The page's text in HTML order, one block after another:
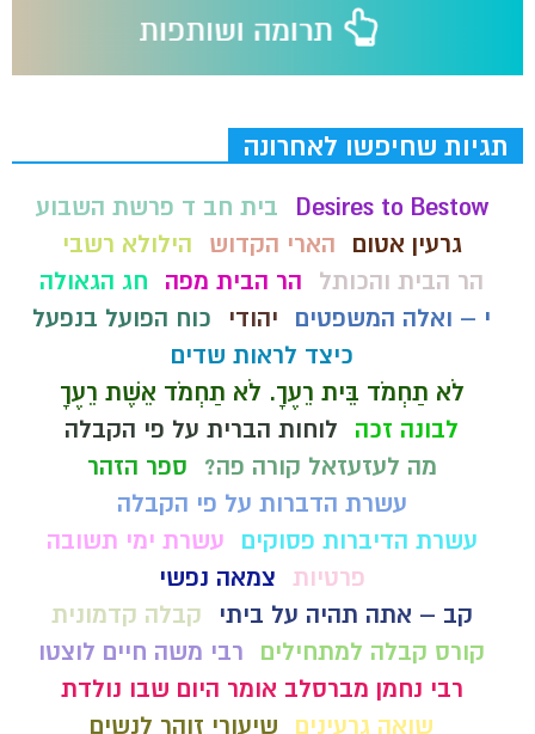
תגיות שחיפשו לאחרונה
Desires to Bestow
בית חב ד פרשת השבוע
גרעין אטום
הארי הקדוש
הילולא רשבי
הר הבית והכותל
הר הבית מפה
חג הגאולה
י – ואלה המשפטים
יהודי
כוח הפועל בנפעל
כיצד לראות שדים
לֹא תַחְמֹד בֵּית רֵעֶךָ. לֹא תַחְמֹד אֵשֶׁת רֵעֶךָ
לבונה זכה
לוחות הברית על פי הקבלה
מה לעזעזאל קורה פה?
ספר הזהר
עשרת הדברות על פי הקבלה
עשרת הדיברות פסוקים
עשרת ימי תשובה
פרטיות צמאה נפשי
קב – אתה תהיה על ביתי
קבלה קדמונית
קורס קבלה למתחילים
רבי משה חיים לוצטו
רבי נחמן מברסלב אומר היום שבו נולדת
שואה גרעינים
שיעורי זוהר לנשים